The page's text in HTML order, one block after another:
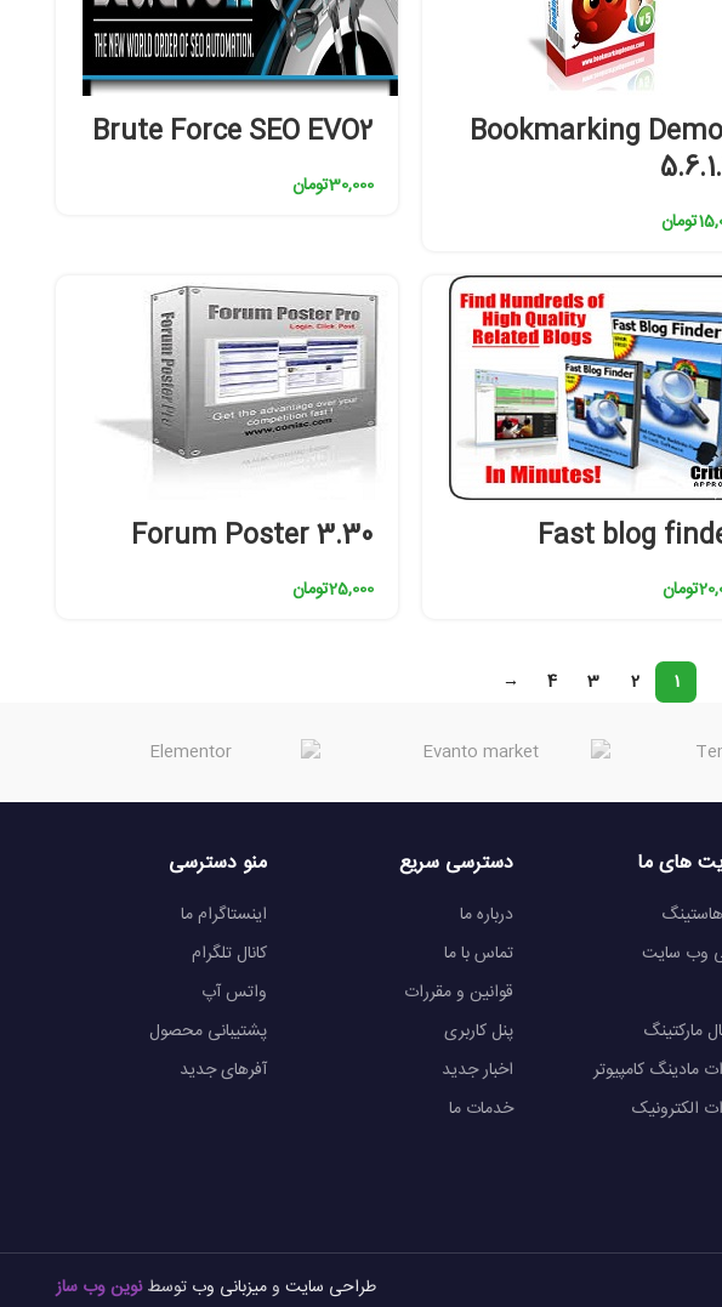
Bookmarking
تومان
Brute Force SEO EVO2
30,000تومان
Fast blog
تومان
Forum Poster 3.30
25,000تومان
1
2
3
4
→
های ما
وب سایت
مارکتینگ
مادینگ کامپیوتر
الکترونیک
دسترسی سریع
درباره ما
تماس با ما
قوانین و مقررات
پنل کاربری
اخبار جدید
خدمات ما
منو دسترسی
اینستاگرام ما
کانال تلگرام
واتس آپ
پشتیبانی محصول
آفرهای جدید
طراحی سایت ومیزبانی وب توسطنوین وب ساز